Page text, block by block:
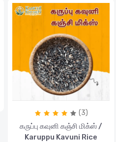
(3)
கருப்பு கவுனி கஞ்சி மிக்ஸ் /
Karuppu Kavuni Rice